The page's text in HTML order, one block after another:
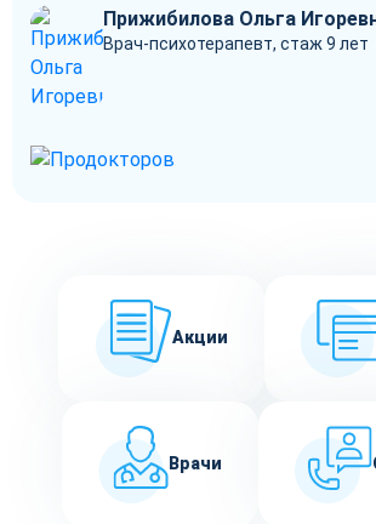
Прижибилова Ольга
Врач-психотерапевт, стаж 9 лет
Акции
Врачи